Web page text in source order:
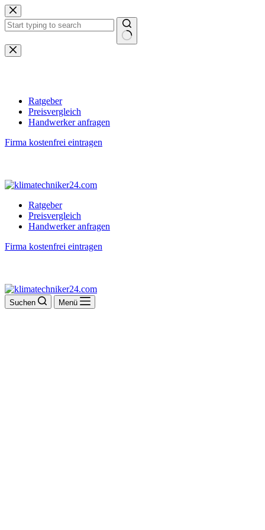
Zum
Inhalt
springen
Keine
Ergebnisse
Ratgeber
Preisvergleich
Handwerker anfragen
Firma kostenfrei eintragen
Ratgeber
Preisvergleich
Handwerker anfragen
Firma kostenfrei eintragen
Suchen Menü